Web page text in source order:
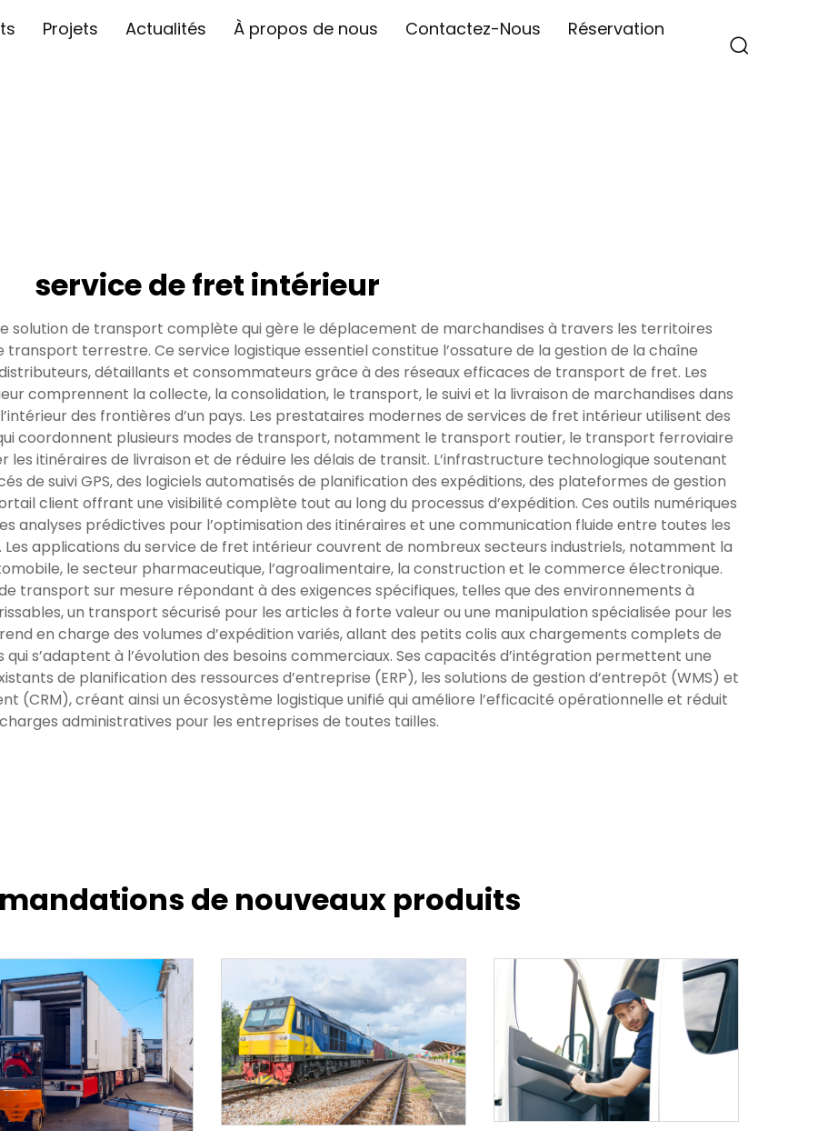
Projets Actualités À propos de nous Contactez-Nous
Réservation
service de fret intérieur
solution de transport complète qui gère le déplacement de marchandises à travers les territoires
transport terrestre. Ce service logistique essentiel constitue l’ossature de la gestion de la chaîne
détaillants et consommateurs grâce à des réseaux efficaces de transport de fret. Les
comprennent la collecte, la consolidation, le transport, le suivi et la livraison de marchandises dans
des frontières d’un pays. Les prestataires modernes de services de fret intérieur utilisent des
coordonnent plusieurs modes de transport, notamment le transport routier, le transport ferroviaire
les itinéraires de livraison et de réduire les délais de transit. L’infrastructure technologique soutenant
de suivi GPS, des logiciels automatisés de planification des expéditions, des plateformes de gestion
client offrant une visibilité complète tout au long du processus d’expédition. Ces outils numériques
analyses prédictives pour l’optimisation des itinéraires et une communication fluide entre toutes les
applications du service de fret intérieur couvrent de nombreux secteurs industriels, notamment la
le secteur pharmaceutique, l’agroalimentaire, la construction et le commerce électronique.
transport sur mesure répondant à des exigences spécifiques, telles que des environnements à
un transport sécurisé pour les articles à forte valeur ou une manipulation spécialisée pour les
en charge des volumes d’expédition variés, allant des petits colis aux chargements complets de
s’adaptent à l’évolution des besoins commerciaux. Ses capacités d’intégration permettent une
de planification des ressources d’entreprise (ERP), les solutions de gestion d’entrepôt (WMS) et
(CRM), créant ainsi un écosystème logistique unifié qui améliore l’efficacité opérationnelle et réduit
administratives pour les entreprises de toutes tailles.
de nouveaux produits